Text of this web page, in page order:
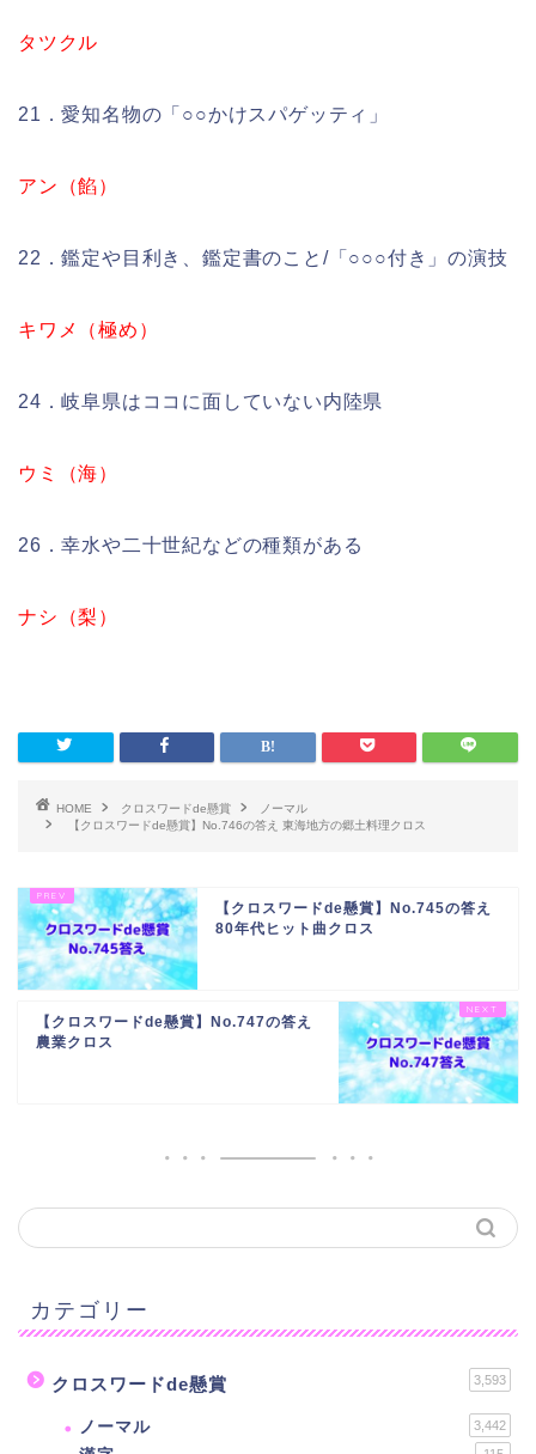
タツクル
21．愛知名物の「○○かけスパゲッティ」
アン（餡）
22．鑑定や目利き、鑑定書のこと/「○○○付き」の演技
キワメ（極め）
24．岐阜県はココに面していない内陸県
ウミ（海）
26．幸水や二十世紀などの種類がある
ナシ（梨）
HOME クロスワードde懸賞
ノーマル
【クロスワードde懸賞】No.746の答え 東海地方の郷土料理クロス
【クロスワードde懸賞】No.745の答え
80年代ヒット曲クロス
【クロスワードde懸賞】No.747の答え
農業クロス
カテゴリー
クロスワードde懸賞 3,593
ノーマル 3,442